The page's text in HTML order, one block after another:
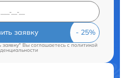
заявку
Вы соглашаетесь cполитикой